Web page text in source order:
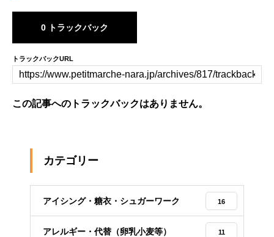
0 トラックバック
トラックバックURL
この記事へのトラックバックはありません。
カテゴリー
アイシング・糖衣・シュガーワーク 16
アレルギー・代替（卵乳小麦等） 11